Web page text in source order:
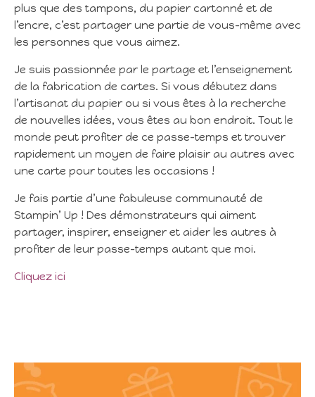
plus que des tampons, du papier cartonné et de
l’encre, c’est partager une partie de vous-même avec
les personnes que vous aimez.
Je suis passionnée par le partage et l’enseignement
de la fabrication de cartes. Si vous débutez dans
l’artisanat du papier ou si vous êtes à la recherche
de nouvelles idées, vous êtes au bon endroit. Tout le
monde peut profiter de ce passe-temps et trouver
rapidement un moyen de faire plaisir au autres avec
une carte pour toutes les occasions !
Je fais partie d’une fabuleuse communauté de
Stampin’ Up ! Des démonstrateurs qui aiment
partager, inspirer, enseigner et aider les autres à
profiter de leur passe-temps autant que moi.
Cliquez ici